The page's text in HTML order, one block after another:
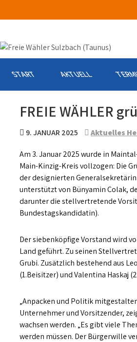
START AKTUELL
FREIE WÄHLER
9. JANUAR 2025 Aktuelles
Am 3. Januar 2025 wurde in
Main-Kinzig-Kreis vollzogen: Die
der designierten
unterstützt von Bünyamin Colak,
darunter die stellvertretende
Bundestagskandidatin).
Der siebenköpfige Vorstand wird
Land geführt. Zu seinen
Grubi. Zusätzlich bestehend aus
(1.Beisitzer) und Valentina Haskaj
„Anpacken und Politik
Unternehmer und Vorsitzender,
wachsen werden. „Es gibt viele
werden müssen. Der Bürgerwille